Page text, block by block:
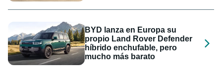
BYD lanza en Europa su
propio Land Rover Defender
híbrido enchufable, pero
mucho más barato